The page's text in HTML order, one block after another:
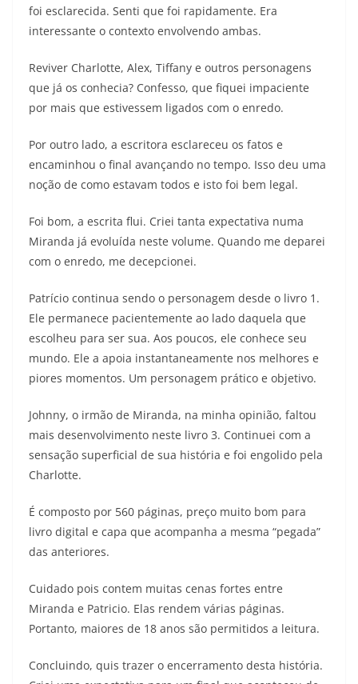
foi esclarecida. Senti que foi rapidamente. Era
interessante o contexto envolvendo ambas.
Reviver Charlotte, Alex, Tiffany e outros personagens
que já os conhecia? Confesso, que fiquei impaciente
por mais que estivessem ligados com o enredo.
Por outro lado, a escritora esclareceu os fatos e
encaminhou o final avançando no tempo. Isso deu uma
noção de como estavam todos e isto foi bem legal.
Foi bom, a escrita flui. Criei tanta expectativa numa
Miranda já evoluída neste volume. Quando me deparei
com o enredo, me decepcionei.
Patrício continua sendo o personagem desde o livro 1.
Ele permanece pacientemente ao lado daquela que
escolheu para ser sua. Aos poucos, ele conhece seu
mundo. Ele a apoia instantaneamente nos melhores e
piores momentos. Um personagem prático e objetivo.
Johnny, o irmão de Miranda, na minha opinião, faltou
mais desenvolvimento neste livro 3. Continuei com a
sensação superficial de sua história e foi engolido pela
Charlotte.
É composto por 560 páginas, preço muito bom para
livro digital e capa que acompanha a mesma “pegada”
das anteriores.
Cuidado pois contem muitas cenas fortes entre
Miranda e Patricio. Elas rendem várias páginas.
Portanto, maiores de 18 anos são permitidos a leitura.
Concluindo, quis trazer o encerramento desta história.